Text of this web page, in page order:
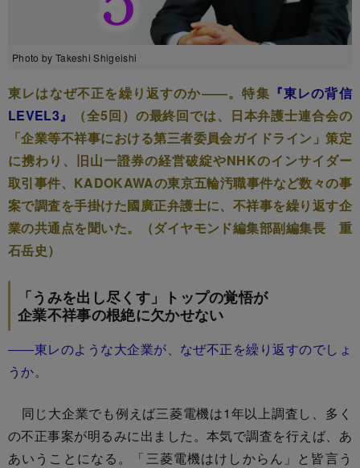
Photo by Takeshi Shigeishi
東レはなぜ不正を繰り返すのか――。特集 『東レの背信
LEVEL3』
（全5回）の最終回では、日本弁護士連合会の
「企業等不祥事における第三者委員会ガイドライン」策定
に携わり、旧山一證券の経営破綻やNHKのインサイダー
取引事件、KADOKAWAの東京五輪汚職事件など数々の事
案で調査を手掛けた國廣正弁護士に、不祥事を繰り返す企
業の共通点を聞いた。（ダイヤモンド編集部副編集長 重
石岳史）
「うみを出し尽くす」トップの覚悟が
企業不祥事の根絶に欠かせない
――東レのような大企業が、なぜ不正を繰り返すのでしょ
うか。
同じ大企業でも例えば三菱電機は1年以上調査し、多く
の不正事案が明るみに出ました。本気で調査を行えば、あ
あいうことになる。「三菱電機はけしからん」と皆言う